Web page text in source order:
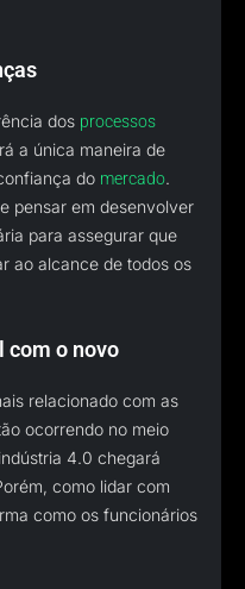
dos processos
a única maneira de
do mercado.
pensar em desenvolver
para assegurar que
ao alcance de todos os
com o novo
relacionado com as
ocorrendo no meio
4.0 chegará
como lidar com
como os funcionários